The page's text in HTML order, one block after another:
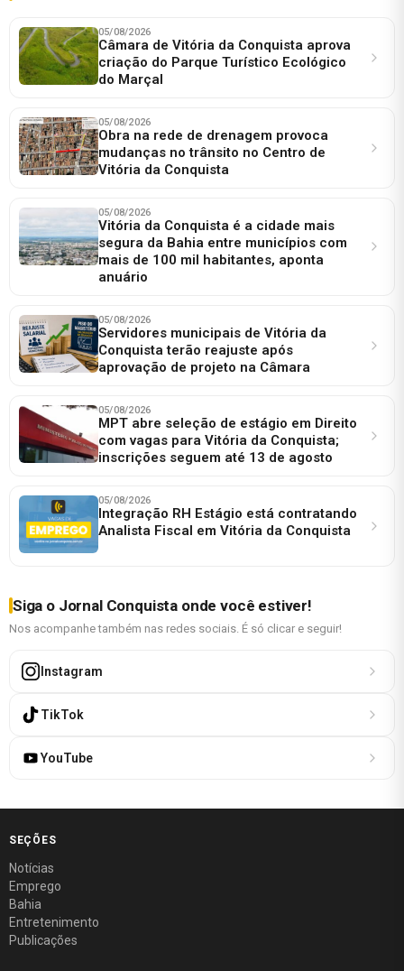
05/08/2026
Câmara de Vitória da Conquista aprova
criação do Parque Turístico Ecológico
do Marçal
05/08/2026
Obra na rede de drenagem provoca
mudanças no trânsito no Centro de
Vitória da Conquista
05/08/2026
Vitória da Conquista é a cidade mais
segura da Bahia entre municípios com
mais de 100 mil habitantes, aponta
anuário
05/08/2026
Servidores municipais de Vitória da
Conquista terão reajuste após
aprovação de projeto na Câmara
05/08/2026
MPT abre seleção de estágio em Direito
com vagas para Vitória da Conquista;
inscrições seguem até 13 de agosto
05/08/2026
Integração RH Estágio está contratando
Analista Fiscal em Vitória da Conquista
Siga o Jornal Conquista onde você estiver!
Nos acompanhe também nas redes sociais. É só clicar e seguir!
Instagram
TikTok
YouTube
SEÇÕES
Notícias
Emprego
Bahia
Entretenimento
Publicações